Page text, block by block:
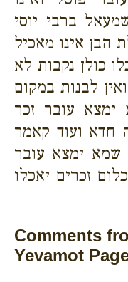
ברבי יוסי
הבן אינו מאכיל
כולן נקבות לא
לבנות במקום
ימצא עובר זכר
חדא ועוד קאמר
שמא ימצא עובר
זכרים יאכלו
Comments
Yevamot